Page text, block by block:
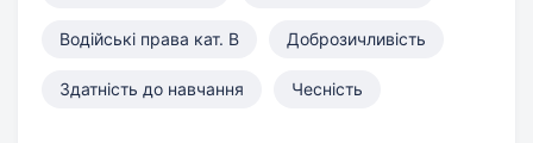
Водійські права кат. B Доброзичливість
Здатність до навчання Чесність